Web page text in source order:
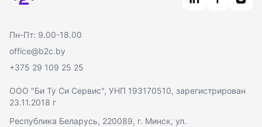
Пн-Пт: 9.00-18.00
office@b2c.by
+375 29 109 25 25
ООО "Би Ту Си Сервис", УНП 193170510, зарегистрирован
23.11.2018 г
Республика Беларусь, 220089, г. Минск, ул.